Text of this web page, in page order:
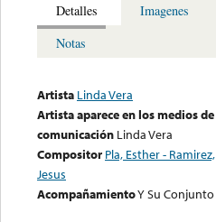
Detalles
Imagenes
Notas
Artista Linda Vera
Artista aparece en los medios de
comunicación Linda Vera
Compositor Pla, Esther - Ramirez,
Jesus
AcompañamientoY Su Conjunto